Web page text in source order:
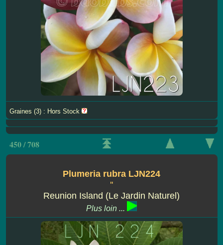
Graines (3) : Hors Stock
450 / 708
Plumeria rubra LJN224
''
Reunion Island (Le Jardin Naturel)
Plus loin ...